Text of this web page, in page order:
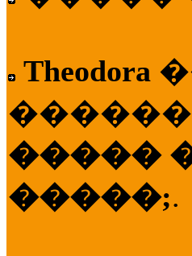
Theodora
������
�����
�����;.